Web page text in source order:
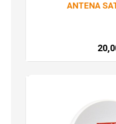
ANTENA